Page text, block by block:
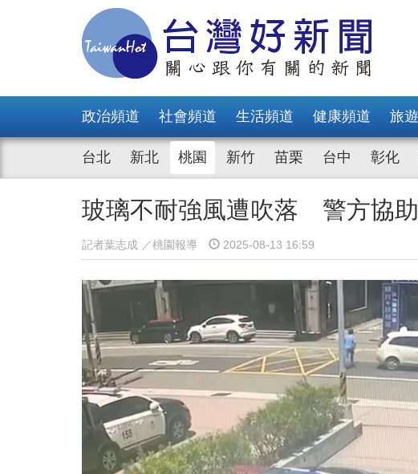
政治頻道 社會頻道 生活頻道 健康頻道 旅
台北 新北 桃園 新竹 苗栗 台中 彰化
玻璃不耐強風遭吹落 警方協
記者葉志成 ／桃園報導 2025-08-13 16:59